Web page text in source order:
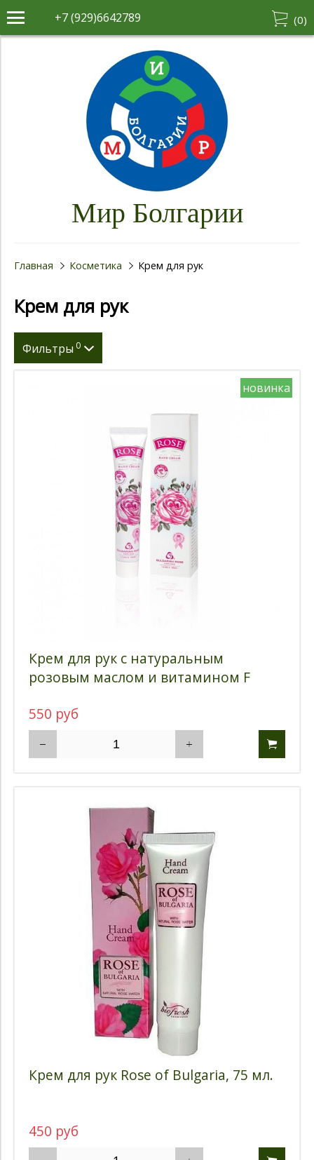
+7 (929)6642789 (0)
Мир Болгарии
Главная Косметика Крем для рук
Крем для рук
Фильтры 0
новинка
Крем для рук с натуральным
розовым маслом и витамином F
550 руб
Крем для рук Rose of Bulgaria, 75 мл.
450 руб